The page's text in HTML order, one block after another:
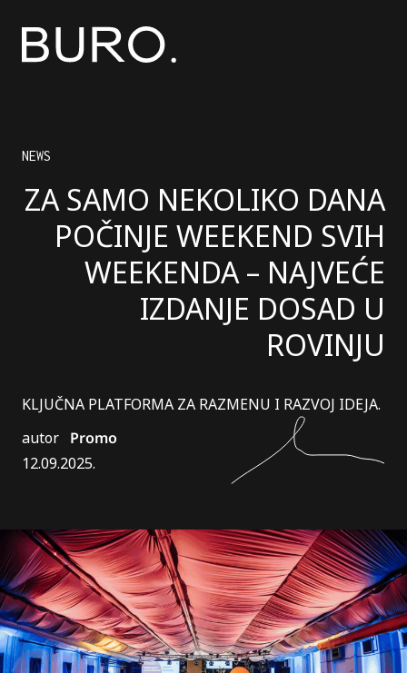
NEWS
ZA SAMO NEKOLIKO DANA
POČINJE WEEKEND SVIH
WEEKENDA – NAJVEĆE
IZDANJE DOSAD U
ROVINJU
KLJUČNA PLATFORMA ZA RAZMENU I RAZVOJ IDEJA.
autor Promo
12.09.2025.